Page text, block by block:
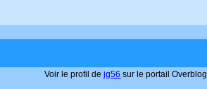
Voir le profil dejg56 sur le portail Overblog